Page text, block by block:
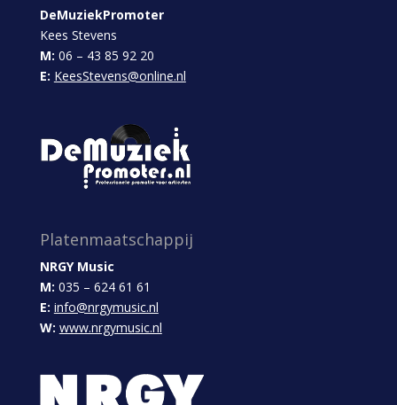
DeMuziekPromoter
Kees Stevens
M: 06 – 43 85 92 20
E: KeesStevens@online.nl
Platenmaatschappij
NRGY Music
M: 035 – 624 61 61
E: info@nrgymusic.nl
W: www.nrgymusic.nl